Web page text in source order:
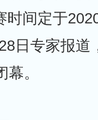
时间定于
日专家报道
。